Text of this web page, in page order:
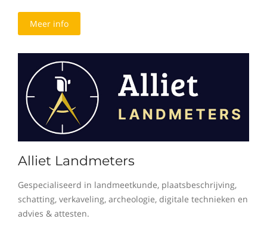
Meer info
Alliet Landmeters
Gespecialiseerd in landmeetkunde, plaatsbeschrijving,
schatting, verkaveling, archeologie, digitale technieken en
advies & attesten.